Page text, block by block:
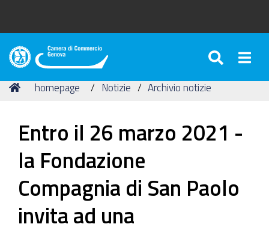
Camera
Commercio
Tu
Home
homepage Notizie Archivio notizie
Entro il 26 marzo 2021 -
la Fondazione
Compagnia di San Paolo
invita ad una